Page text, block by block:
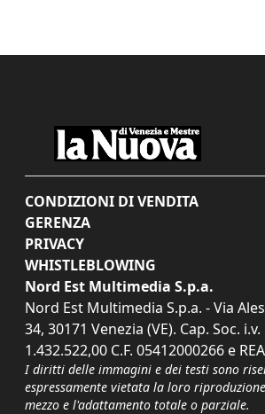
CONDIZIONI DI VENDITA
GERENZA
PRIVACY
WHISTLEBLOWING
Nord Est Multimedia S.p.a.
Nord Est Multimedia S.p.a. - Via
34, 30171 Venezia (VE). Cap. Soc.
1.432.522,00 C.F. 05412000266 e
I diritti delle immagini e dei testi sono
espressamente vietata la loro
mezzo e l'adattamento totale o parziale.